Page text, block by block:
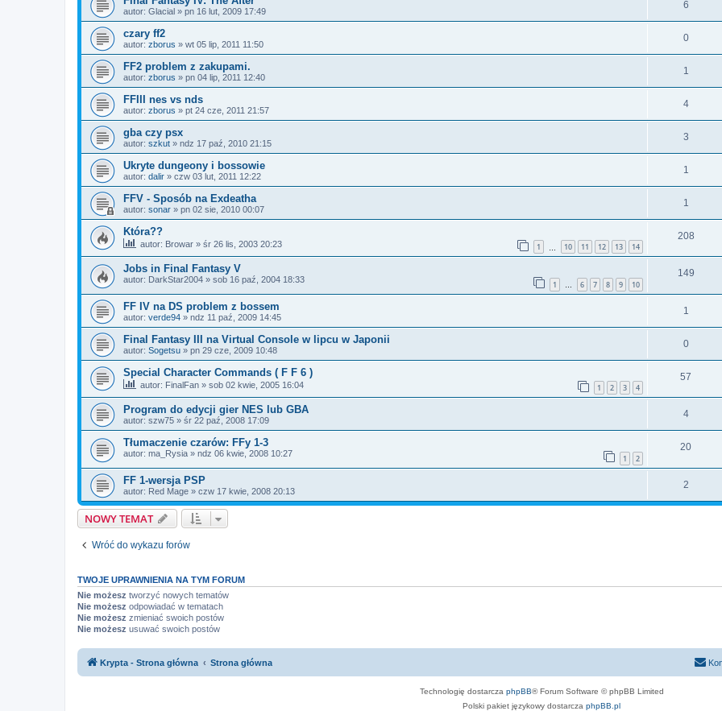
autor: Glacial » pn 16 lut, 2009 17:49
6
czary ff2
autor: zborus » wt 05 lip, 2011 11:50
0
FF2 problem z zakupami.
autor: zborus » pn 04 lip, 2011 12:40
1
FFIII nes vs nds
autor: zborus » pt 24 cze, 2011 21:57
4
gba czy psx
autor: szkut » ndz 17 paź, 2010 21:15
3
Ukryte dungeony i bossowie
autor: dalir » czw 03 lut, 2011 12:22
1
FFV - Sposób na Exdeatha
autor: sonar » pn 02 sie, 2010 00:07
1
Która??
autor: Browar » śr 26 lis, 2003 20:23 1 10 11 12 13 14
208
Jobs in Final Fantasy V
autor: DarkStar2004 » sob 16 paź, 2004 18:33 1 … 6 7 8 9 10
149
FF IV na DS problem z bossem
autor: verde94 » ndz 11 paź, 2009 14:45
1
Final Fantasy III na Virtual Console w lipcu w Japonii
autor: Sogetsu » pn 29 cze, 2009 10:48
0
Special Character Commands ( F F 6 )
autor: FinalFan » sob 02 kwie, 2005 16:04 1 2 3 4
57
Program do edycji gier NES lub GBA
autor: szw75 » śr 22 paź, 2008 17:09
4
Tłumaczenie czarów: FFy 1-3
autor: ma_Rysia » ndz 06 kwie, 2008 10:27 1 2
20
FF 1-wersja PSP
autor: Red Mage » czw 17 kwie, 2008 20:13
2
NOWY TEMAT
Wróć do wykazu forów
TWOJE UPRAWNIENIA NA TYM FORUM
Nie możesz tworzyć nowych tematów
Nie możesz odpowiadać w tematach
Nie możesz zmieniać swoich postów
Nie możesz usuwać swoich postów
Krypta - Strona główna Strona główna
Technologię dostarcza phpBB® Forum Software © phpBB Limited
Polski pakiet językowy dostarcza phpBB.pl